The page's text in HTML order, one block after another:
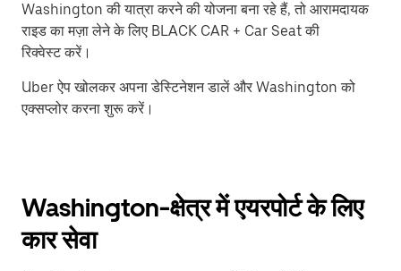
Washington की यात्रा करने की योजना बना रहे हैं, तो आरामदायक
राइड का मज़ा लेने के लिए BLACK CAR + Car Seat की
रिक्वेस्ट करें।
Uber ऐप खोलकर अपना डेस्टिनेशन डालें और Washington को
एक्सप्लोर करना शुरू करें।
Washington-क्षेत्र में एयरपोर्ट के लिए
कार सेवा